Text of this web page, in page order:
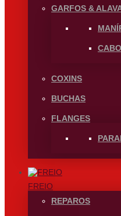
GARFOS &
COXINS
BUCHAS
FLANGES
FREIO
REPAROS